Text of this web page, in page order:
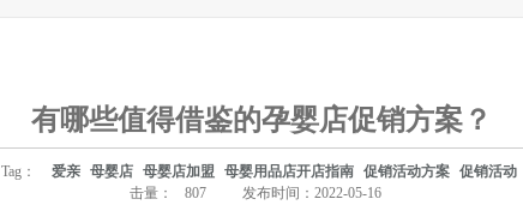
有哪些值得借鉴的孕婴店促销方案？
Tag： 爱亲 母婴店 母婴店加盟 母婴用品店开店指南 促销活动方案 促销活动
击量：
807 发布时间：2022-05-16